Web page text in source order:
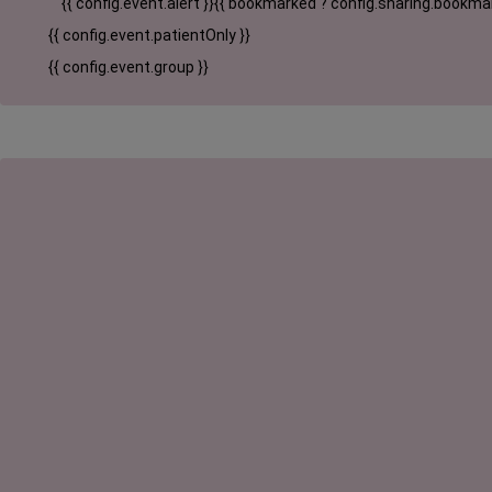
{{ config.event.alert }}{{ bookmarked ?
{{ config.event.patientOnly }}
{{ config.event.group }}